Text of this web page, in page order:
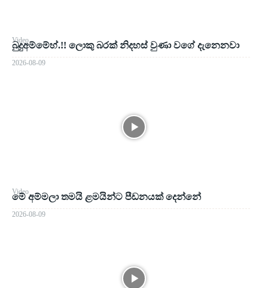
Video
බුදුඅම්මේහ්.!! ලොකු බරක් නිදහස් වුණා වගේ දැනෙනවා
2026-08-09
Video
මේ අම්මලා තමයි ළමයින්ට පීඩනයක් දෙන්නේ
2026-08-09